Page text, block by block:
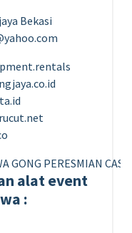
Bekasi
alat event
: